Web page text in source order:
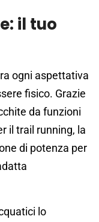
il tuo
ogni aspettativa
fisico. Grazie
da funzioni
il trail running, la
di potenza per
lo